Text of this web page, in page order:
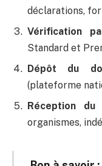
déclarations,
Vérification
Standard et
Dépôt du
(plateforme
Réception du
organismes,